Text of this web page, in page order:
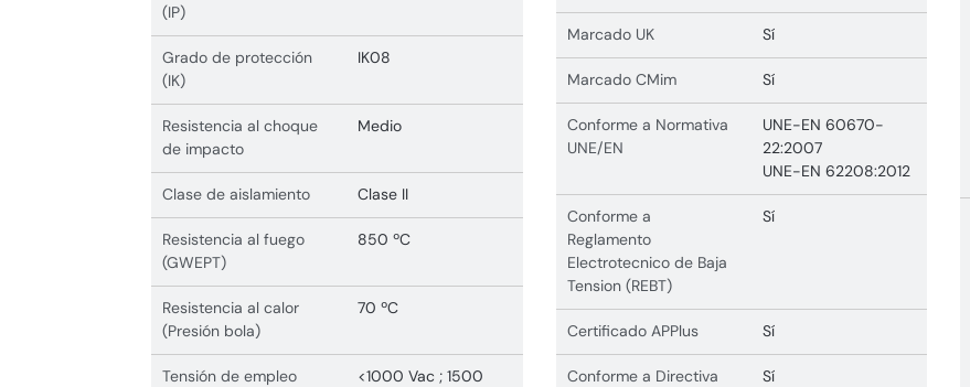
(IP)
Grado de protección
(IK)
IK08
Resistencia al choque
de impacto
Medio
Clase de aislamiento Clase II
Resistencia al fuego
(GWEPT)
850 ºC
Resistencia al calor
(Presión bola)
70 ºC
Tensión de empleo
<1000 Vac ; 1500
Marcado UK Sí
Marcado CMim Sí
Conforme a Normativa
UNE/EN
UNE-EN 60670-
22:2007
UNE-EN 62208:2012
Conforme a
Reglamento
Electrotecnico de Baja
Tension (REBT)
Sí
Certificado APPlus Sí
Conforme a Directiva
Sí